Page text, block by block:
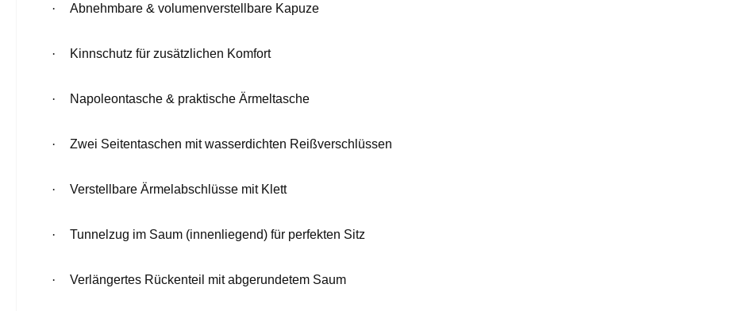
· Abnehmbare & volumenverstellbare Kapuze
· Kinnschutz für zusätzlichen Komfort
· Napoleontasche & praktische Ärmeltasche
· Zwei Seitentaschen mit wasserdichten Reißverschlüssen
· Verstellbare Ärmelabschlüsse mit Klett
· Tunnelzug im Saum (innenliegend) für perfekten Sitz
· Verlängertes Rückenteil mit abgerundetem Saum